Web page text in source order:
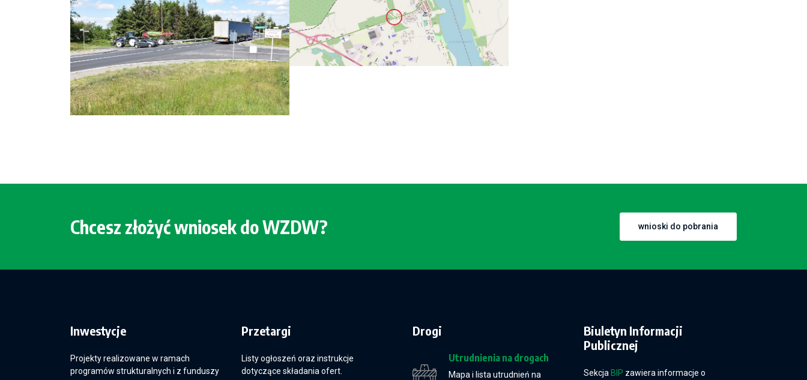
Chcesz złożyć wniosek do WZDW? wnioski do pobrania
Inwestycje
Projekty realizowane w ramach
programów strukturalnych i z funduszy
Przetargi
Listy ogłoszeń oraz instrukcje
dotyczące składania ofert.
Drogi
Utrudnienia na drogach
Mapa i lista utrudnień na
Biuletyn Informacji
Publicznej
Sekcja BIP zawiera informacje o